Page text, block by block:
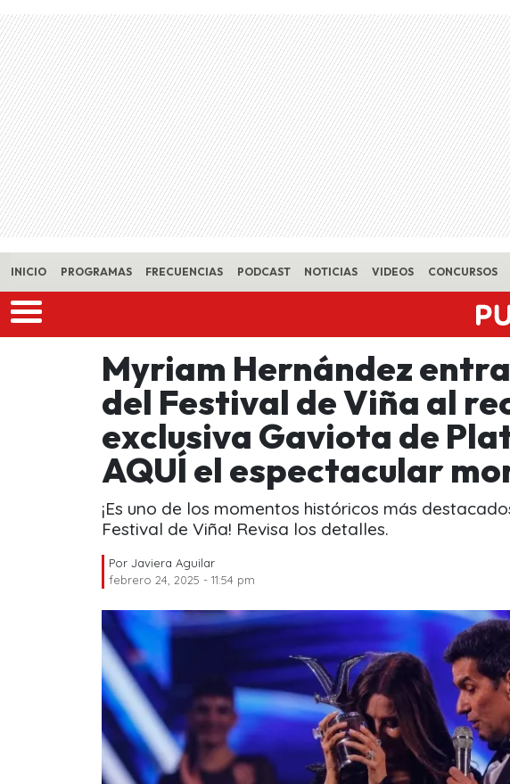
Skip to main content
INICIO PROGRAMAS FRECUENCIAS PODCAST NOTICIAS VIDEOS CONCURSOS
Myriam Hernández
del Festival de Viña al
exclusiva Gaviota de
AQUÍ el espectacular
¡Es uno de los momentos históricos más
Festival de Viña! Revisa los detalles.
Por Javiera Aguilar
febrero 24, 2025 - 11:54 pm